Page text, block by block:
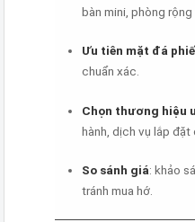
bàn mini, phòng
Ưu tiên mặt đá
chuẩn xác.
Chọn thương hiệu
hành, dịch vụ lắp đặt
So sánh giá: khảo
tránh mua hớ.